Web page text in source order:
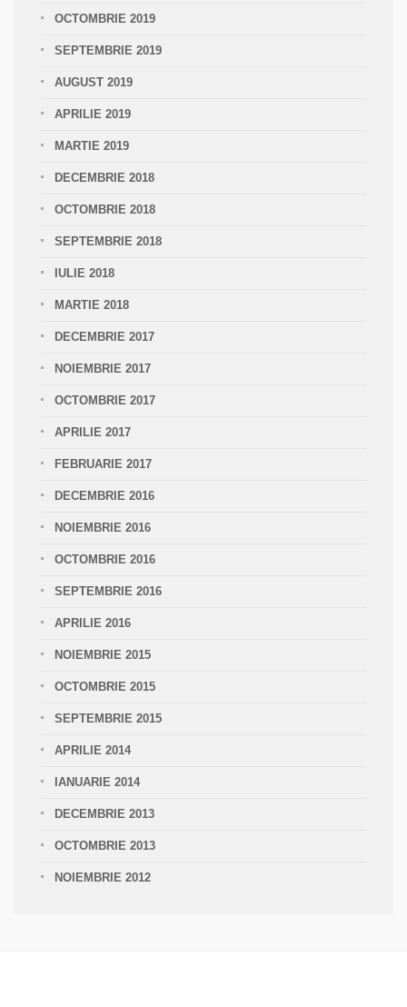
OCTOMBRIE 2019
SEPTEMBRIE 2019
AUGUST 2019
APRILIE 2019
MARTIE 2019
DECEMBRIE 2018
OCTOMBRIE 2018
SEPTEMBRIE 2018
IULIE 2018
MARTIE 2018
DECEMBRIE 2017
NOIEMBRIE 2017
OCTOMBRIE 2017
APRILIE 2017
FEBRUARIE 2017
DECEMBRIE 2016
NOIEMBRIE 2016
OCTOMBRIE 2016
SEPTEMBRIE 2016
APRILIE 2016
NOIEMBRIE 2015
OCTOMBRIE 2015
SEPTEMBRIE 2015
APRILIE 2014
IANUARIE 2014
DECEMBRIE 2013
OCTOMBRIE 2013
NOIEMBRIE 2012